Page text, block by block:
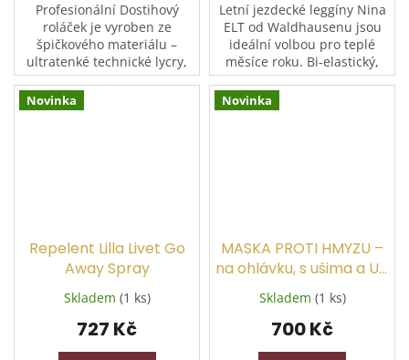
Profesionální Dostihový
roláček je vyroben ze
špičkového materiálu –
ultratenké technické lycry,
která je zárukou maximální
prodyšnosti a pohodlí. Jeho
konstrukce...
Letní jezdecké leggíny Nina
ELT od Waldhausenu jsou
ideální volbou pro teplé
měsíce roku. Bi-elastický,
prodyšný a vodoodpudivý
materiál s celosilikonovým
sedem zajišťuje...
Novinka
Repelent Lilla Livet Go
Away Spray
Skladem (1 ks)
727 Kč
Novinka
MASKA PROTI HMYZU –
na ohlávku, s ušima a UV
ochranou
Skladem (1 ks)
700 Kč